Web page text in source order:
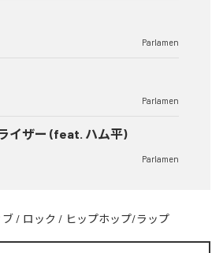
Parlamen
Parlamen
イザー (feat. ハム平)
Parlamen
ブ / ロック / ヒップホップ/ラップ